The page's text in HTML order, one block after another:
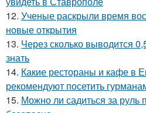
12. Ученые раскрыли время
новые открытия
13. Через сколько выводится
знать
14. Какие рестораны и кафе в
рекомендуют посетить
15. Можно ли садиться за руль